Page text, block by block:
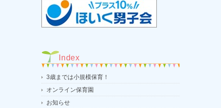
Index
3歳までは小規模保育！
オンライン保育園
お知らせ